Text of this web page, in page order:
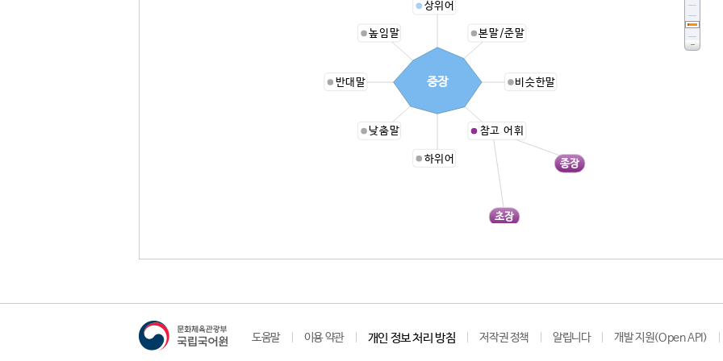
상위어
본말/준말
비슷한말
종장
초장
참고 어휘
하위어
낮춤말
반대말
높임말
중장
도움말 이용 약관 개인 정보 처리 방침 저작권 정책 알립니다 개발 지원(Open API)